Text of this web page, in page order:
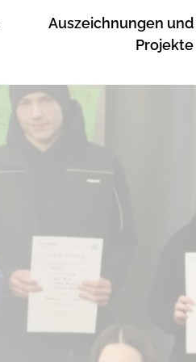
Auszeichnungen und
Projekte